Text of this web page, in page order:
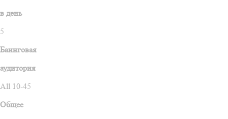
в день
5
Баинговая
аудитория
All 10-45
Общее